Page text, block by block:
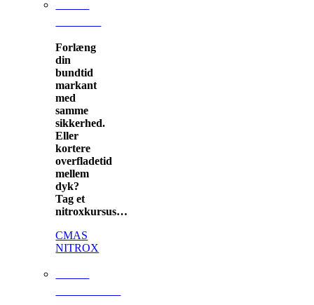
Forlæng
din
bundtid
markant
med
samme
sikkerhed.
Eller
kortere
overfladetid
mellem
dyk?
Tag et
nitroxkursus…
CMAS
NITROX